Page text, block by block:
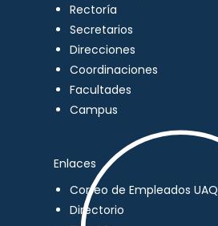
Rectoría
Secretarios
Direcciones
Coordinaciones
Facultades
Campus
Enlaces
Correo de Empleados UAQ
Directorio